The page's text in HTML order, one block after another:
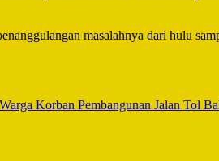
masalahnya dari hulu
Korban Pembangunan Jalan Tol